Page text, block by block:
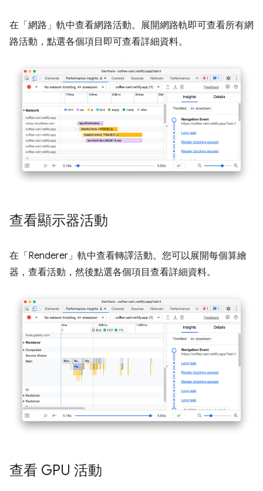
在「網路」 軌中查看網路活動。展開網路軌即可查看所有網
路活動，點選各個項目即可查看詳細資料。
查看顯示器活動
在「Renderer」 軌中查看轉譯活動。您可以展開每個算繪
器，查看活動，然後點選各個項目查看詳細資料。
查看 GPU 活動